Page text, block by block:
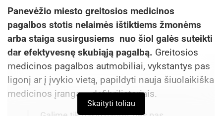
pano. Dvaro salėse įdiegta galerinė šviesų
instaliacija, apsaugos sistema.
Aktualios naujienos
Rugsėjo 11–13 dienomis Panevėžys švęs 523-
iąjį gimtadienį
2026-08-06
Festivalį „ConTempo“ Kaune uždarys sudėtingas
Panevėžio miesto greitosios medicinos
pagalbos stotis nelaimės ištiktiems žmonėms
arba staiga susirgusiems nuo šiol galės suteikti
dar efektyvesnę skubiąją pagalbą. Greitosios
medicinos pagalbos autmobiliai, vykstantys pas
ligonį ar į įvykio vietą, papildyti nauja šiuolaikiška
medicinos įranga – defibriliatoriais.
Skaityti toliau